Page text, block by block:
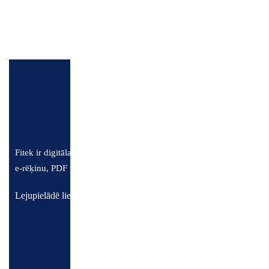
Ja sarakstā neatradāt savu grāmatvedības sistēmu,
Fitek ir digitāla ienākošo rēķinu pārvaldības sistēma, kas atvieglo
e-rēķinu, PDF un papīra rēķinu apstrādi un apriti.
Lejupielādē lietotni